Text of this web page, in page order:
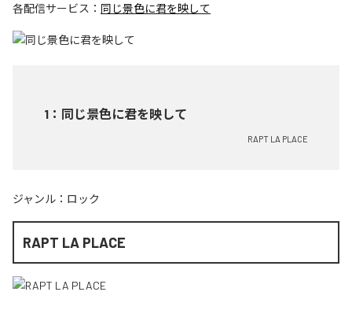
各配信サービス： 同じ景色に君を映して
1 ： 同じ景色に君を映して
RAPT LA PLACE
ジャンル： ロック
RAPT LA PLACE